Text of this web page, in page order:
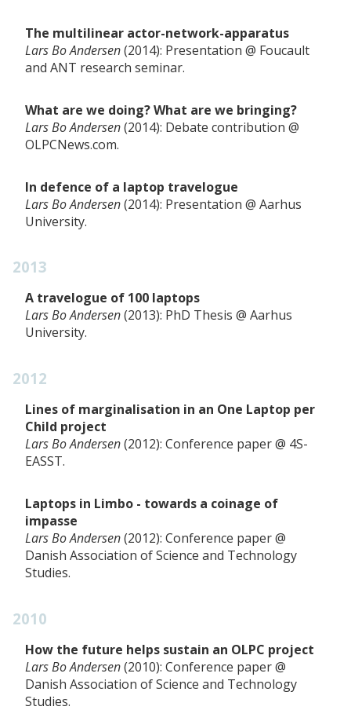
The multilinear actor-network-apparatus
Lars Bo Andersen 2014 Presentation
Foucault
and ANT research seminar
What are we doing? What are we bringing?
Lars Bo Andersen 2014 Debate contribution
OLPCNews.com
In defence of a laptop travelogue
Lars Bo Andersen 2014 Presentation
Aarhus
University
2013
A travelogue of 100 laptops
Lars Bo Andersen 2013 PhD Thesis
Aarhus
University
2012
Lines of marginalisation in an One Laptop per
Child project
Lars Bo Andersen 2012 Conference paper
4S-
EASST
Laptops in Limbo - towards a coinage of
impasse
Lars Bo Andersen 2012 Conference paper
Danish Association of Science and Technology
Studies
2010
How the future helps sustain an OLPC project
Lars Bo Andersen 2010 Conference paper
Danish Association of Science and Technology
Studies